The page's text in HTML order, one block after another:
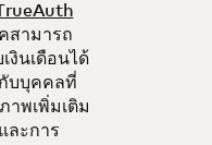
opens in a new
สามารถ
งินเดือนได้
บบุคคลที่
าพเพิ่มเติม
ละการ